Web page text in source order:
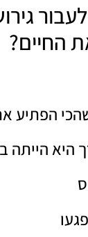
החיים?
הפתיע
היא הייתה